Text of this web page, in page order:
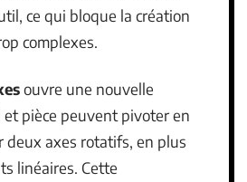
ce qui bloque la création
complexes.
ouvre une nouvelle
pièce peuvent pivoter en
deux axes rotatifs, en plus
linéaires. Cette